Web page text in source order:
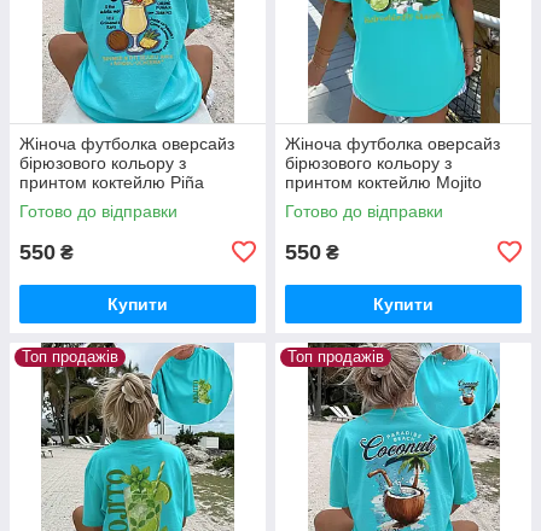
Жіноча футболка оверсайз
бірюзового кольору з
принтом коктейлю Piña
Colada
Готово до відправки
550 ₴
Купити
Жіноча футболка оверсайз
бірюзового кольору з
принтом коктейлю Mojito
Готово до відправки
550 ₴
Купити
Топ продажів Топ продажів